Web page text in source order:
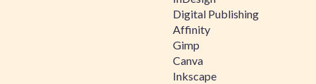
Digital Publishing
Affinity
Gimp
Canva
Inkscape